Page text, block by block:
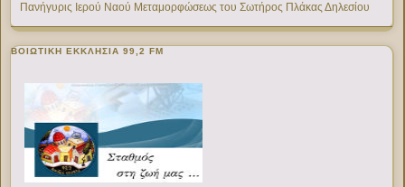
Πανήγυρις Ιερού Ναού Μεταμορφώσεως του Σωτήρος Πλάκας Δηλεσίου
ΒΟΙΩΤΙΚΉ ΕΚΚΛΗΣΊΑ 99,2 FM